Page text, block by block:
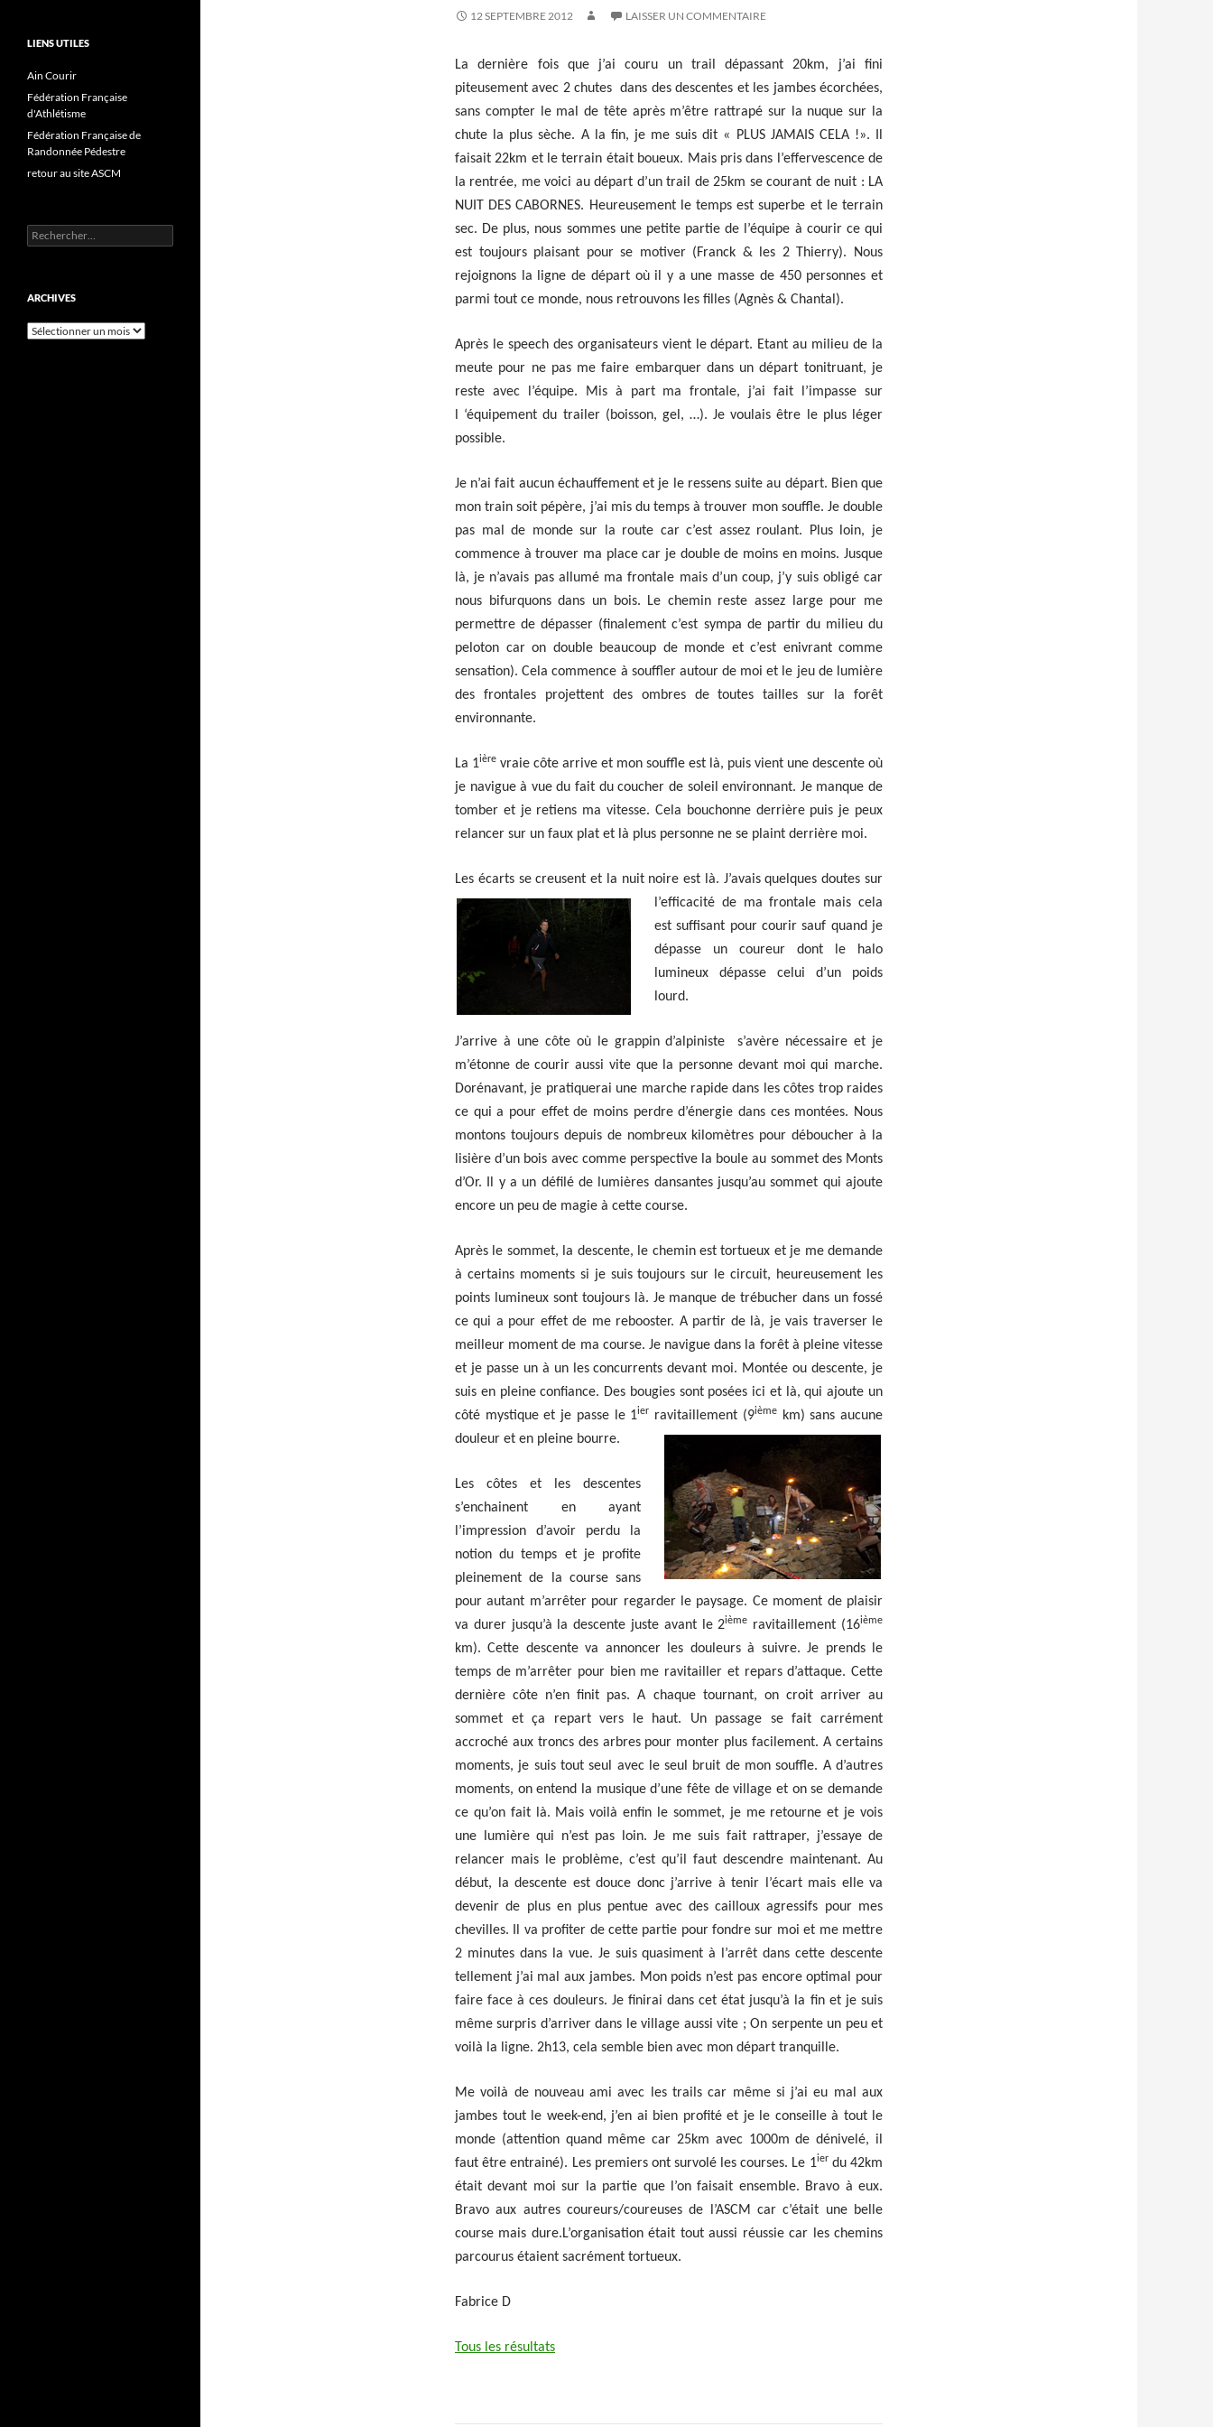
12 SEPTEMBRE 2012 LAISSER UN COMMENTAIRE
La dernière fois que j’ai couru un trail dépassant 20km, j’ai fini
piteusement avec 2 chutes dans des descentes et les jambes écorchées,
sans compter le mal de tête après m’être rattrapé sur la nuque sur la
chute la plus sèche. A la fin, je me suis dit « PLUS JAMAIS CELA !». Il
faisait 22km et le terrain était boueux. Mais pris dans l’effervescence de
la rentrée, me voici au départ d’un trail de 25km se courant de nuit : LA
NUIT DES CABORNES. Heureusement le temps est superbe et le terrain
sec. De plus, nous sommes une petite partie de l’équipe à courir ce qui
est toujours plaisant pour se motiver (Franck & les 2 Thierry). Nous
rejoignons la ligne de départ où il y a une masse de 450 personnes et
parmi tout ce monde, nous retrouvons les filles (Agnès & Chantal).
Après le speech des organisateurs vient le départ. Etant au milieu de la
meute pour ne pas me faire embarquer dans un départ tonitruant, je
reste avec l’équipe. Mis à part ma frontale, j’ai fait l’impasse sur
l ‘équipement du trailer (boisson, gel, …). Je voulais être le plus léger
possible.
Je n’ai fait aucun échauffement et je le ressens suite au départ. Bien que
mon train soit pépère, j’ai mis du temps à trouver mon souffle. Je double
pas mal de monde sur la route car c’est assez roulant. Plus loin, je
commence à trouver ma place car je double de moins en moins. Jusque
là, je n’avais pas allumé ma frontale mais d’un coup, j’y suis obligé car
nous bifurquons dans un bois. Le chemin reste assez large pour me
permettre de dépasser (finalement c’est sympa de partir du milieu du
peloton car on double beaucoup de monde et c’est enivrant comme
sensation). Cela commence à souffler autour de moi et le jeu de lumière
des frontales projettent des ombres de toutes tailles sur la forêt
environnante.
La 1ière vraie côte arrive et mon souffle est là, puis vient une descente où
je navigue à vue du fait du coucher de soleil environnant. Je manque de
tomber et je retiens ma vitesse. Cela bouchonne derrière puis je peux
relancer sur un faux plat et là plus personne ne se plaint derrière moi.
Les écarts se creusent et la nuit noire est là. J’avais quelques doutes sur
l’efficacité de ma frontale mais cela
est suffisant pour courir sauf quand je
dépasse un coureur dont le halo
lumineux dépasse celui d’un poids
lourd.
J’arrive à une côte où le grappin d’alpiniste s’avère nécessaire et je
m’étonne de courir aussi vite que la personne devant moi qui marche.
Dorénavant, je pratiquerai une marche rapide dans les côtes trop raides
ce qui a pour effet de moins perdre d’énergie dans ces montées. Nous
montons toujours depuis de nombreux kilomètres pour déboucher à la
lisière d’un bois avec comme perspective la boule au sommet des Monts
d’Or. Il y a un défilé de lumières dansantes jusqu’au sommet qui ajoute
encore un peu de magie à cette course.
Après le sommet, la descente, le chemin est tortueux et je me demande
à certains moments si je suis toujours sur le circuit, heureusement les
points lumineux sont toujours là. Je manque de trébucher dans un fossé
ce qui a pour effet de me rebooster. A partir de là, je vais traverser le
meilleur moment de ma course. Je navigue dans la forêt à pleine vitesse
et je passe un à un les concurrents devant moi. Montée ou descente, je
suis en pleine confiance. Des bougies sont posées ici et là, qui ajoute un
côté mystique et je passe le 1ier ravitaillement (9ièmekm) sans aucune
douleur et en pleine bourre.
Les côtes et les descentes
s’enchainent en ayant
l’impression d’avoir perdu la
notion du temps et je profite
pleinement de la course sans
pour autant m’arrêter pour regarder le paysage. Ce moment de plaisir
va durer jusqu’à la descente juste avant le 2ième ravitaillement (16ième
km). Cette descente va annoncer les douleurs à suivre. Je prends le
temps de m’arrêter pour bien me ravitailler et repars d’attaque. Cette
dernière côte n’en finit pas. A chaque tournant, on croit arriver au
sommet et ça repart vers le haut. Un passage se fait carrément
accroché aux troncs des arbres pour monter plus facilement. A certains
moments, je suis tout seul avec le seul bruit de mon souffle. A d’autres
moments, on entend la musique d’une fête de village et on se demande
ce qu’on fait là. Mais voilà enfin le sommet, je me retourne et je vois
une lumière qui n’est pas loin. Je me suis fait rattraper, j’essaye de
relancer mais le problème, c’est qu’il faut descendre maintenant. Au
début, la descente est douce donc j’arrive à tenir l’écart mais elle va
devenir de plus en plus pentue avec des cailloux agressifs pour mes
chevilles. Il va profiter de cette partie pour fondre sur moi et me mettre
2 minutes dans la vue. Je suis quasiment à l’arrêt dans cette descente
tellement j’ai mal aux jambes. Mon poids n’est pas encore optimal pour
faire face à ces douleurs. Je finirai dans cet état jusqu’à la fin et je suis
même surpris d’arriver dans le village aussi vite ; On serpente un peu et
voilà la ligne. 2h13, cela semble bien avec mon départ tranquille.
Me voilà de nouveau ami avec les trails car même si j’ai eu mal aux
jambes tout le week-end, j’en ai bien profité et je le conseille à tout le
monde (attention quand même car 25km avec 1000m de dénivelé, il
faut être entrainé). Les premiers ont survolé les courses. Le 1ier du 42km
était devant moi sur la partie que l’on faisait ensemble. Bravo à eux.
Bravo aux autres coureurs/coureuses de l’ASCM car c’était une belle
course mais dure.L’organisation était tout aussi réussie car les chemins
parcourus étaient sacrément tortueux.
Fabrice D
Tous les résultats
LIENS UTILES
Ain Courir
Fédération Française
d'Athlétisme
Fédération Française de
Randonnée Pédestre
retour au site ASCM
Rechercher :
ARCHIVES
Archives